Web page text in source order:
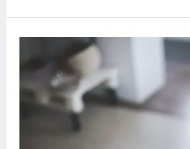
Desmistificar
Mitos
Compreender